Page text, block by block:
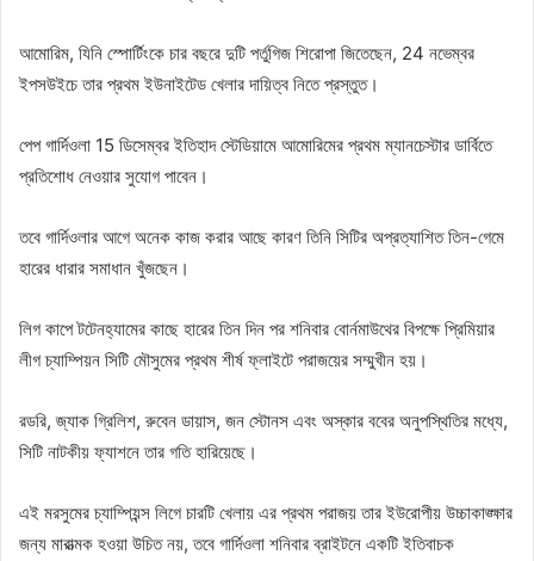
আমোরিম, যিনি স্পোর্টিংকে চার বছরে দুটি পর্তুগিজ শিরোপা জিতেছেন, 24 নভেম্বর
ইপসউইচে তার প্রথম ইউনাইটেড খেলার দায়িত্ব নিতে প্রস্তুত।
পেপ গার্দিওলা 15 ডিসেম্বর ইতিহাদ স্টেডিয়ামে আমোরিমের প্রথম ম্যানচেস্টার ডার্বিতে
প্রতিশোধ নেওয়ার সুযোগ পাবেন।
তবে গার্দিওলার আগে অনেক কাজ করার আছে কারণ তিনি সিটির অপ্রত্যাশিত তিন-গেমে
হারের ধারার সমাধান খুঁজছেন।
লিগ কাপে টটেনহ্যামের কাছে হারের তিন দিন পর শনিবার বোর্নমাউথের বিপক্ষে প্রিমিয়ার
লীগ চ্যাম্পিয়ন সিটি মৌসুমের প্রথম শীর্ষ ফ্লাইটে পরাজয়ের সম্মুখীন হয়।
রডরি, জ্যাক গ্রিলিশ, রুবেন ডায়াস, জন স্টোনস এবং অস্কার ববের অনুপস্থিতির মধ্যে,
সিটি নাটকীয় ফ্যাশনে তার গতি হারিয়েছে।
এই মরসুমের চ্যাম্পিয়ন্স লিগে চারটি খেলায় এর প্রথম পরাজয় তার ইউরোপীয় উচ্চাকাঙ্ক্ষার
জন্য মারাত্মক হওয়া উচিত নয়, তবে গার্দিওলা শনিবার ব্রাইটনে একটি ইতিবাচক